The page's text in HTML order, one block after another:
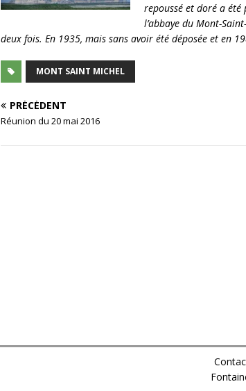
repoussé et doré a
l’abbaye du Mont-
deux fois. En 1935, mais sans avoir été déposée et en
MONT SAINT MICHEL
PRÉCÉDENT
Réunion du 20 mai 2016